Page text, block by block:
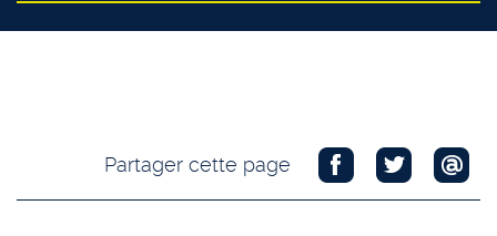
Partager cette page